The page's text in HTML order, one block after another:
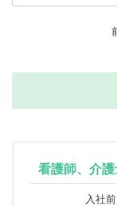
看護師、介
入社